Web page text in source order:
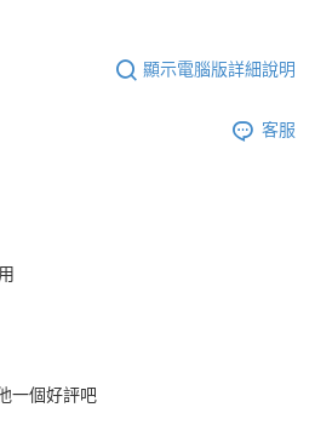
顯示電腦版詳細說明
客服
一個好評吧